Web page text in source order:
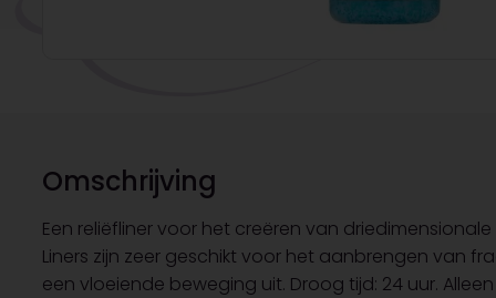
Omschrijving
Een reliëfliner voor het creëren van
Liners zijn zeer geschikt voor het aanbrengen van
een vloeiende beweging uit. Droog tijd: 24 uur.